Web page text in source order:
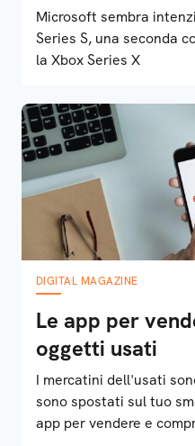
Microsoft sembra
Series S, una seconda
la Xbox Series X
DIGITAL MAGAZINE
Le app per
oggetti usati
I mercatini dell'usati
sono spostati sul tuo
app per vendere e